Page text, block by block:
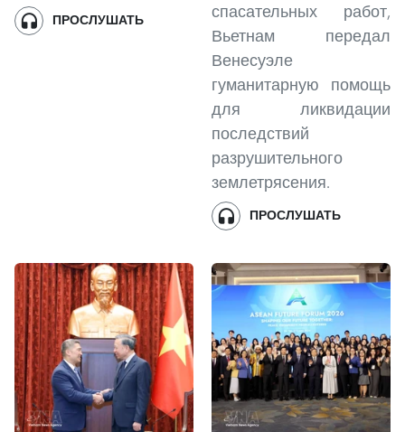
ПРОСЛУШАТЬ
спасательных работ,
Вьетнам передал
Венесуэле
гуманитарную помощь
для ликвидации
последствий
разрушительного
землетрясения.
ПРОСЛУШАТЬ